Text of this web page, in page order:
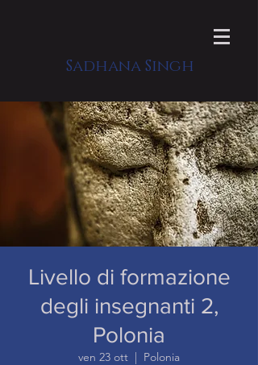
Sadhana Singh
Livello di formazione
degli insegnanti 2,
Polonia
ven 23 ott
  |
Polonia